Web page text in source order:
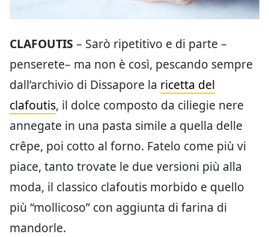
CLAFOUTIS – Sarò ripetitivo e di parte –
penserete– ma non è così, pescando sempre
dall’archivio di Dissapore la ricetta del
clafoutis, il dolce composto da ciliegie nere
annegate in una pasta simile a quella delle
crêpe, poi cotto al forno. Fatelo come più vi
piace, tanto trovate le due versioni più alla
moda, il classico clafoutis morbido e quello
più “mollicoso” con aggiunta di farina di
mandorle.